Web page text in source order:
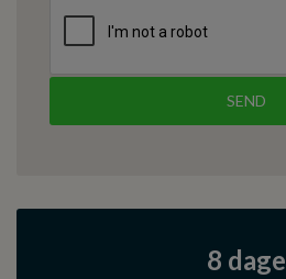
8 dage